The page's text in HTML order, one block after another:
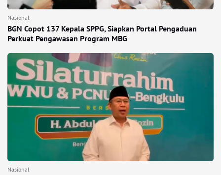
Nasional
BGN Copot 137 Kepala SPPG, Siapkan Portal Pengaduan
Perkuat Pengawasan Program MBG
Nasional